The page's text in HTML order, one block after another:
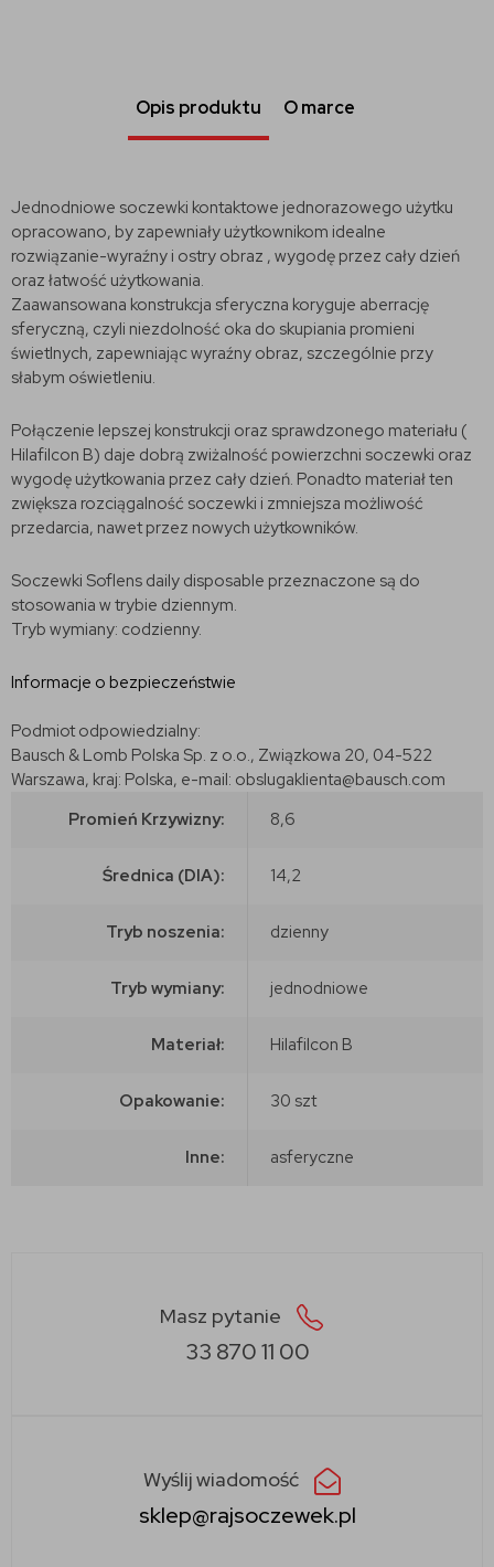
Opis produktu O marce
Jednodniowe soczewki kontaktowe jednorazowego użytku
opracowano, by zapewniały użytkownikom idealne
rozwiązanie-wyraźny i ostry obraz , wygodę przez cały dzień
oraz łatwość użytkowania.
Zaawansowana konstrukcja sferyczna koryguje aberrację
sferyczną, czyli niezdolność oka do skupiania promieni
świetlnych, zapewniając wyraźny obraz, szczególnie przy
słabym oświetleniu.
Połączenie lepszej konstrukcji oraz sprawdzonego materiału (
Hilafilcon B) daje dobrą zwiżalność powierzchni soczewki oraz
wygodę użytkowania przez cały dzień. Ponadto materiał ten
zwiększa rozciągalność soczewki i zmniejsza możliwość
przedarcia, nawet przez nowych użytkowników.
Soczewki Soflens daily disposable przeznaczone są do
stosowania w trybie dziennym.
Tryb wymiany: codzienny.
Informacje o bezpieczeństwie
Podmiot odpowiedzialny:
Bausch & Lomb Polska Sp. z o.o., Związkowa 20, 04-522
Warszawa, kraj: Polska, e-mail: obslugaklienta@bausch.com
Promień Krzywizny:
8,6
Średnica (DIA): 14,2
Tryb noszenia: dzienny
Tryb wymiany: jednodniowe
Materiał: Hilafilcon B
Opakowanie: 30 szt
Inne: asferyczne
Masz pytanie
33 870 11 00
Wyślij wiadomość
sklep@rajsoczewek.pl